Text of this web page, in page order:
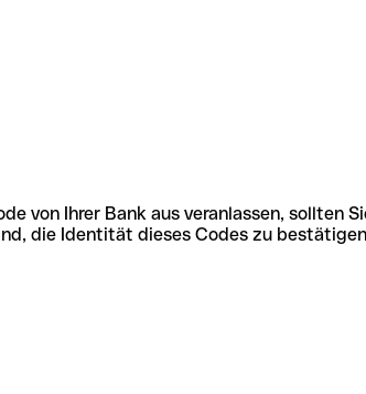
von Ihrer Bank aus veranlassen,
die Identität dieses Codes zu